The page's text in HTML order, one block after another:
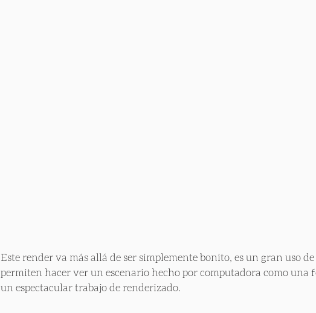
Este render va más allá de ser simplemente bonito, es un gran uso
permiten hacer ver un escenario hecho por computadora como
un espectacular trabajo de renderizado.